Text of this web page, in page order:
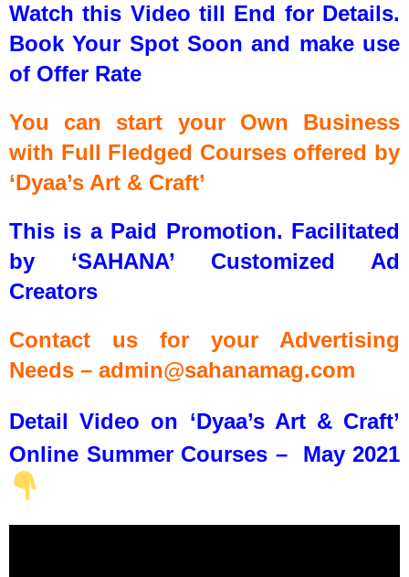
Watch this Video till End for Details.
Book Your Spot Soon and make use
of Offer Rate
You can start your Own Business
with Full Fledged Courses offered by
‘Dyaa’s Art & Craft’
This is a Paid Promotion. Facilitated
by ‘SAHANA’ Customized Ad
Creators
Contact us for your Advertising
Needs – admin@sahanamag.com
Detail Video on ‘Dyaa’s Art & Craft’
Online Summer Courses – May 2021